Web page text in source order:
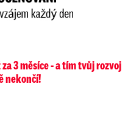
3 měsíce - a tím tvůj rozvoj
nekončí!